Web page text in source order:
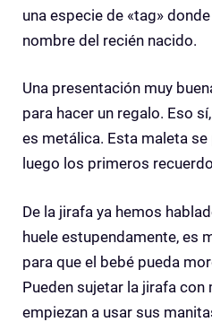
una especie de «tag»
nombre del recién nacido.
Una presentación muy
para hacer un regalo. Eso
es metálica. Esta maleta
luego los primeros
De la jirafa ya hemos
huele estupendamente, es
para que el bebé pueda
Pueden sujetar la jirafa
empiezan a usar sus